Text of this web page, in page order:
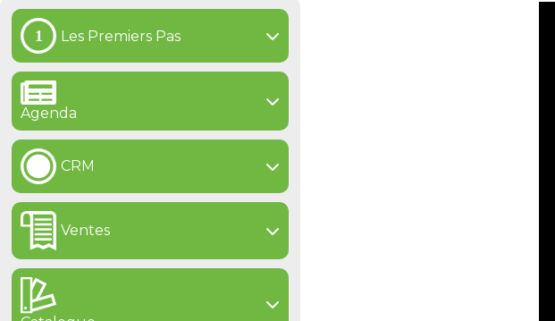
Les Premiers Pas
Agenda
CRM
Ventes